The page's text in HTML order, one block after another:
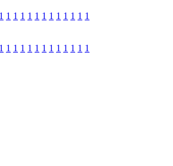
1 1 1 1 1 1 1 1 1 1 1 1 1
1 1 1 1 1 1 1 1 1 1 1 1 1